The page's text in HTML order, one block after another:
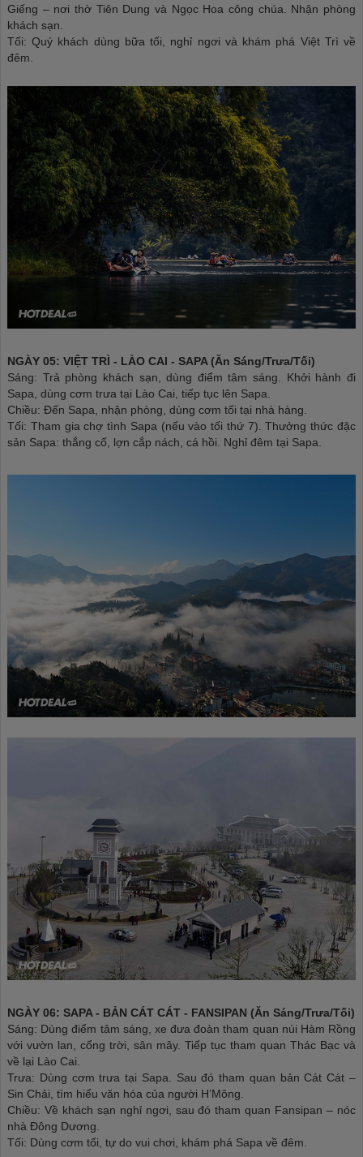
Giếng – nơi thờ Tiên Dung và Ngọc Hoa công chúa. Nhận phòng
khách sạn.
Tối: Quý khách dùng bữa tối, nghỉ ngơi và khám phá Việt Trì về
đêm.
NGÀY 05: VIỆT TRÌ - LÀO CAI - SAPA (Ăn Sáng/Trưa/Tối)
Sáng: Trả phòng khách sạn, dùng điểm tâm sáng. Khởi hành đi
Sapa, dùng cơm trưa tại Lào Cai, tiếp tục lên Sapa.
Chiều: Đến Sapa, nhận phòng, dùng cơm tối tại nhà hàng.
Tối: Tham gia chợ tình Sapa (nếu vào tối thứ 7). Thưởng thức đặc
sản Sapa: thắng cố, lợn cắp nách, cá hồi. Nghỉ đêm tại Sapa.
NGÀY 06: SAPA - BẢN CÁT CÁT - FANSIPAN (Ăn Sáng/Trưa/Tối)
Sáng: Dùng điểm tâm sáng, xe đưa đoàn tham quan núi Hàm Rồng
với vườn lan, cổng trời, sân mây. Tiếp tục tham quan Thác Bạc và
về lại Lào Cai.
Trưa: Dùng cơm trưa tại Sapa. Sau đó tham quan bản Cát Cát –
Sin Chải, tìm hiểu văn hóa của người H’Mông.
Chiều: Về khách sạn nghỉ ngơi, sau đó tham quan Fansipan – nóc
nhà Đông Dương.
Tối: Dùng cơm tối, tự do vui chơi, khám phá Sapa về đêm.